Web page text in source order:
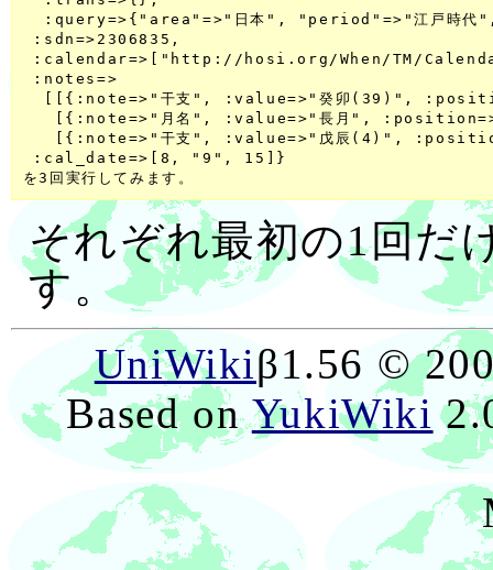
:query=>{"area"=>"日本", "period"=>"江戸時
:sdn=>2306835,
:calendar=>["http://hosi.org/When/TM/
:notes=>
[[{:note=>"干支", :value=>"癸卯(39)",
[{:note=>"月名", :value=>"長月",
[{:note=>"干支", :value=>"戊辰(4)",
:cal_date=>[8, "9", 15]}
それぞれ最初の1回だ
す。
UniWikiβ1.56 ©
Based onYukiWiki